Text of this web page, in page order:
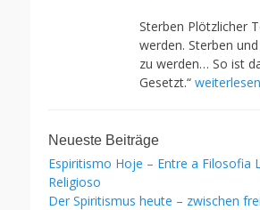
Sterben Plötzlicher
werden. Sterben
zu werden… So ist
Gesetzt.“
Neueste Beiträge
Espiritismo Hoje – Entre a Filosofia
Religioso
Der Spiritismus heute – zwischen